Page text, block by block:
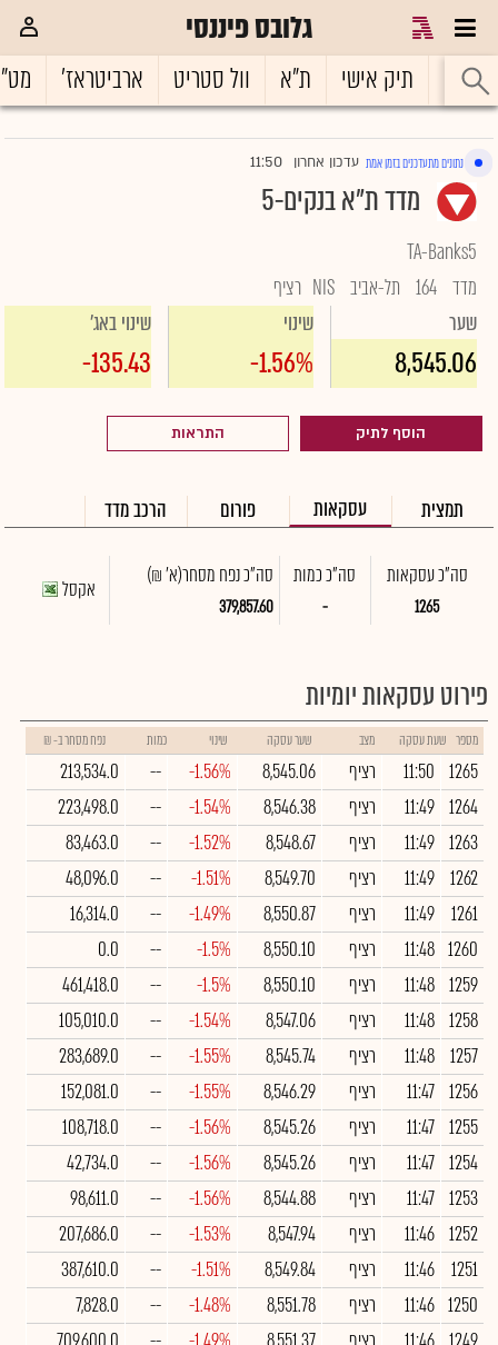
גלובס פיננסי
ראשי תיק אישי ת"א וול סטריט ארביטראז'
נתונים מתעדכנים בזמן אמת |עדכון אחרון 11:50
מדד ת"א בנקים-5
TA-Banks5
מדד 164 תל-אביב NIS רציף
שער
8,545.06
שינוי
-1.56%
שינוי באג'
-135.43
הוסף לתיק התראות
תמצית עסקאות פורום הרכב מדד
סה"כ עסקאות
1265
סה"כ כמות
-
סה"כ נפח מסחר(א' ₪)
379,857.60
אקסל
פירוט עסקאות יומיות
מספר שעת עסקה מצב שער עסקה שינוי כמות נפח מסחר ב- ₪
1265
11:50 רציף 8,545.06
-1.56%
--
213,534.0
1264
11:49 רציף 8,546.38
-1.54%
--
223,498.0
1263
11:49 רציף 8,548.67
-1.52%
--
83,463.0
1262
11:49 רציף 8,549.70
-1.51%
--
48,096.0
1261
11:49 רציף 8,550.87
-1.49%
--
16,314.0
1260
11:48 רציף 8,550.10
-1.5%
--
0.0
1259
11:48 רציף 8,550.10
-1.5%
--
461,418.0
1258
11:48 רציף 8,547.06
-1.54%
--
105,010.0
1257
11:48 רציף 8,545.74
-1.55%
--
283,689.0
1256
11:47 רציף 8,546.29
-1.55%
--
152,081.0
1255
11:47 רציף 8,545.26
-1.56%
--
108,718.0
1254
11:47 רציף 8,545.26
-1.56%
--
42,734.0
1253
11:47 רציף 8,544.88
-1.56%
--
98,611.0
1252
11:46 רציף 8,547.94
-1.53%
--
207,686.0
1251
11:46 רציף 8,549.84
-1.51%
--
387,610.0
1250
11:46 רציף 8,551.78
-1.48%
--
7,828.0